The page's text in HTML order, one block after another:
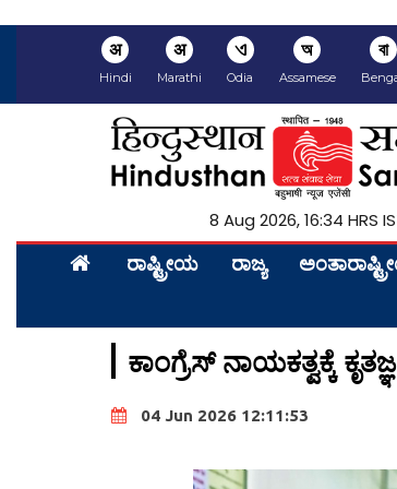
अ
Hindi
अ
Marathi
ଏ
Odia
অ
Assamese
বা
8 Aug 2026, 16:34 HRS
ರಾಷ್ಟ್ರೀಯ ರಾಜ್ಯ
ಕಾಂಗ್ರೆಸ್ ನಾಯಕತ್ವಕ್ಕೆ
04 Jun 2026 12:11:53